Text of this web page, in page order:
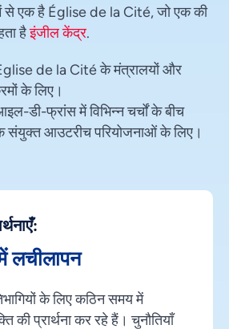
से एक है Église de la Cité, जो एक की
हैइंजील केंद्र.
de la Cité के मंत्रालयों और
के लिए।
डी-फ्रांस में विभिन्न चर्चों के बीच
आउटरीच परियोजनाओं के लिए।
लचीलापन
के लिए कठिन समय में
की प्रार्थना कर रहे हैं। चुनौतियाँ